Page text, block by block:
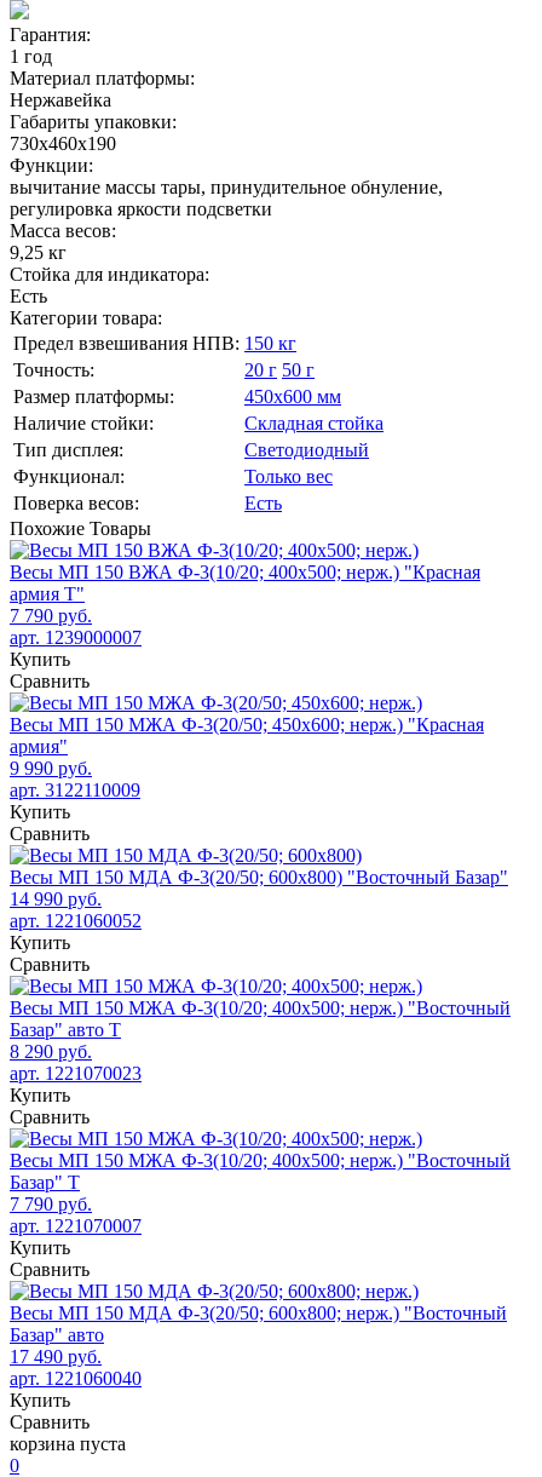
Гарантия:
1 год
Материал платформы:
Нержавейка
Габариты упаковки:
730х460х190
Функции:
вычитание массы тары, принудительное обнуление,
регулировка яркости подсветки
Масса весов:
9,25 кг
Стойка для индикатора:
Есть
Категории товара:
Предел взвешивания НПВ: 150 кг
Точность:
20 г 50 г
Размер платформы:
450х600 мм
Наличие стойки:
Складная стойка
Тип дисплея:
Светодиодный
Функционал:
Только вес
Поверка весов:
Есть
Похожие Товары
Весы МП 150 ВЖА Ф-3(10/20; 400х500; нерж.) "Красная
армия Т"
7 790 руб.
арт. 1239000007
Купить
Сравнить
Весы МП 150 МЖА Ф-3(20/50; 450х600; нерж.) "Красная
армия"
9 990 руб.
арт. 3122110009
Купить
Сравнить
Весы МП 150 МДА Ф-3(20/50; 600х800) "Восточный Базар"
14 990 руб.
арт. 1221060052
Купить
Сравнить
Весы МП 150 МЖА Ф-3(10/20; 400х500; нерж.) "Восточный
Базар" авто Т
8 290 руб.
арт. 1221070023
Купить
Сравнить
Весы МП 150 МЖА Ф-3(10/20; 400х500; нерж.) "Восточный
Базар" Т
7 790 руб.
арт. 1221070007
Купить
Сравнить
Весы МП 150 МДА Ф-3(20/50; 600х800; нерж.) "Восточный
Базар" авто
17 490 руб.
арт. 1221060040
Купить
Сравнить
корзина пуста
0